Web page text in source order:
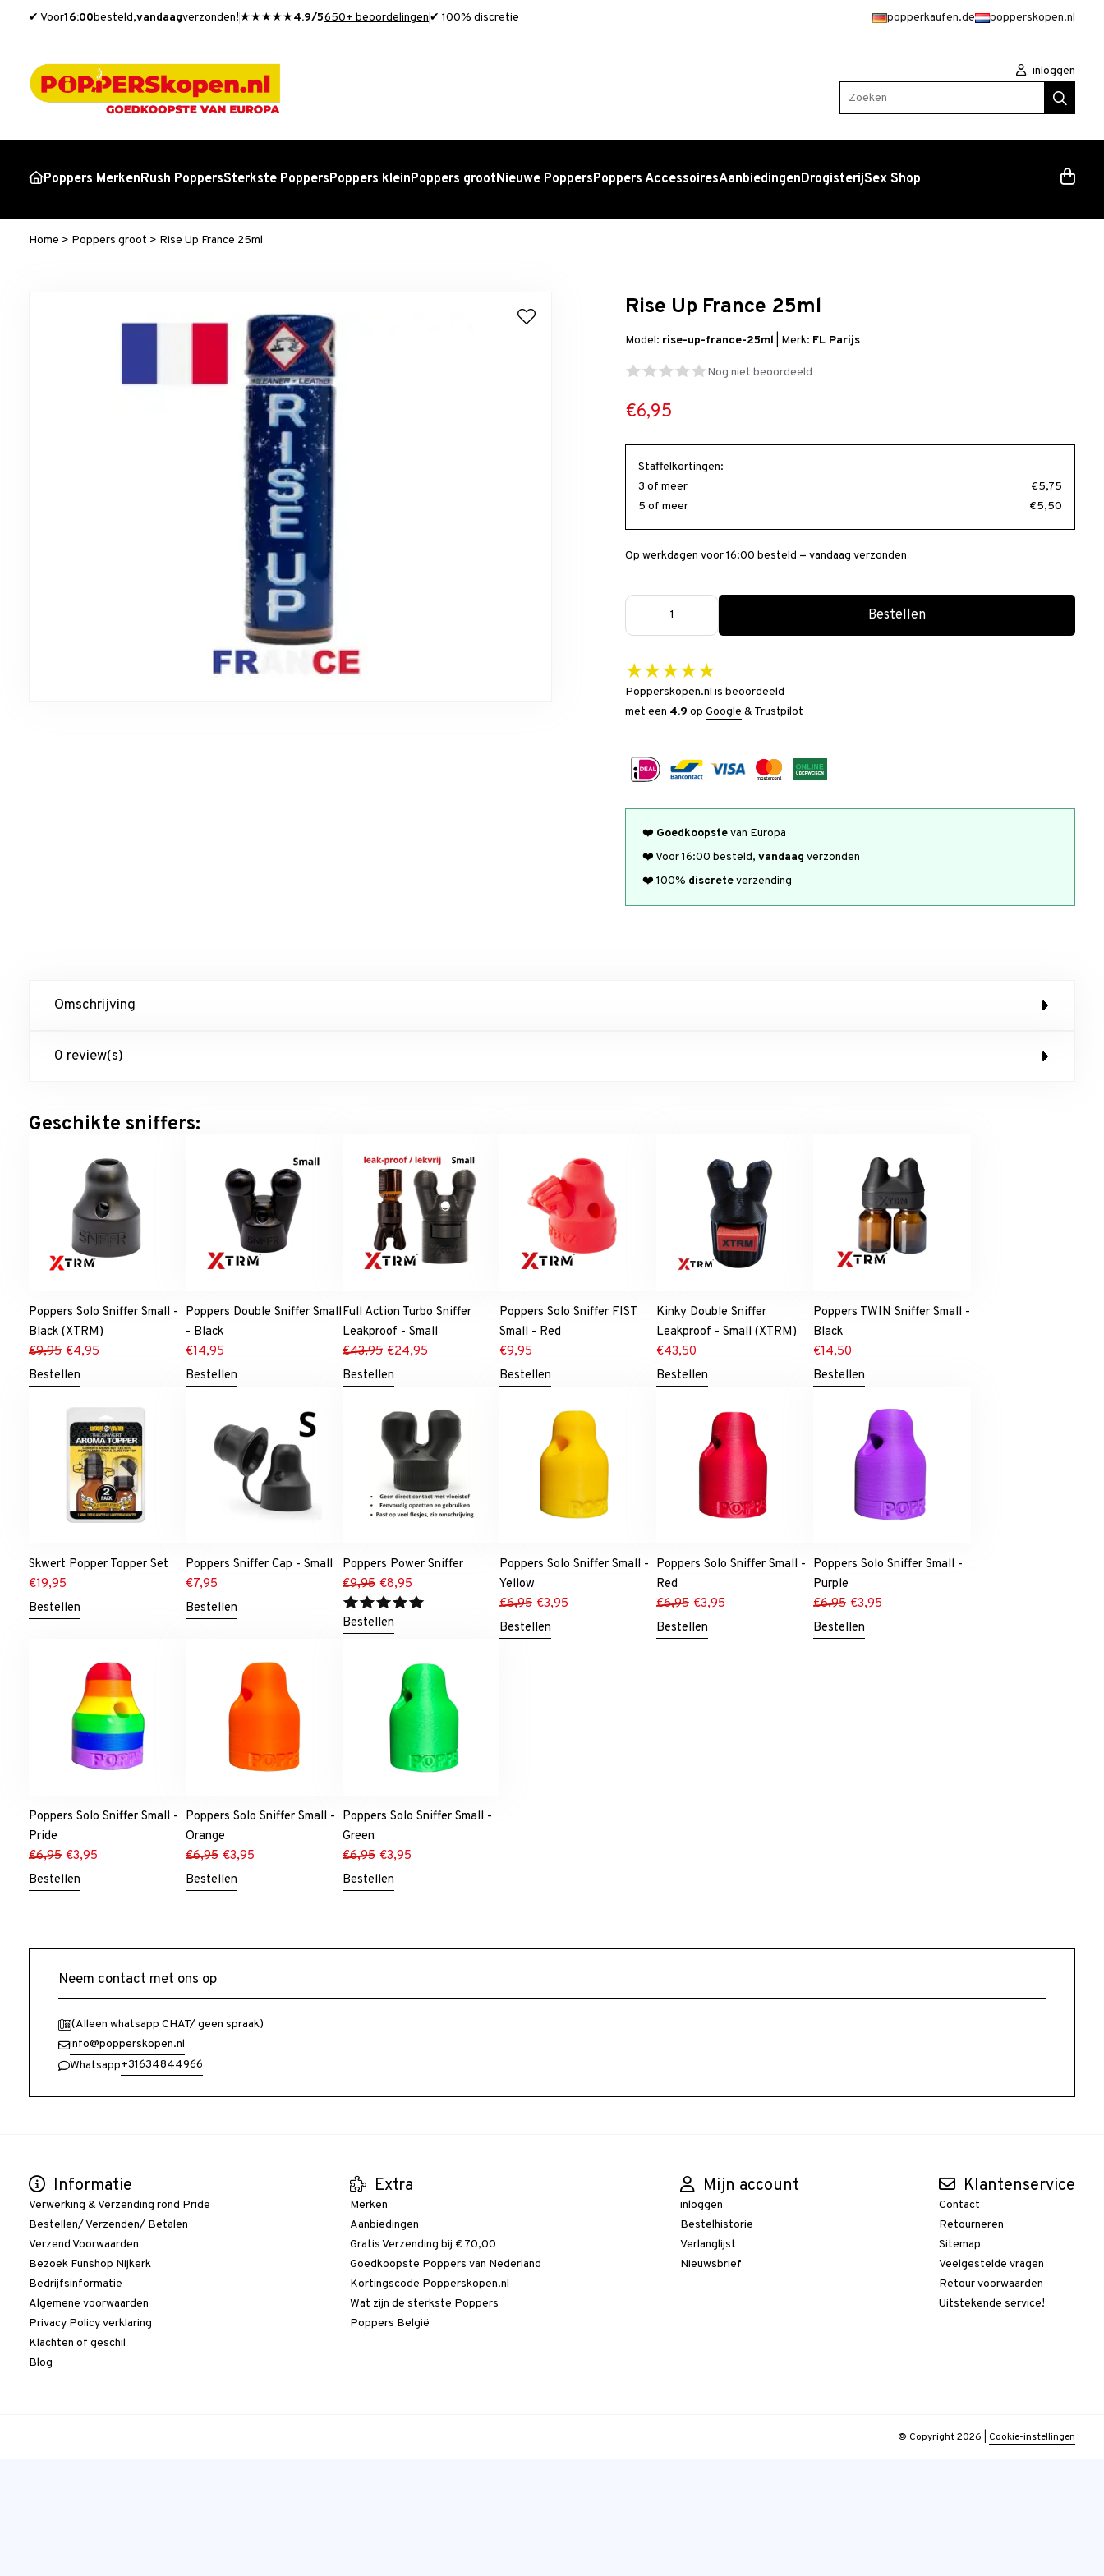
✔ Voor16:00besteld,vandaagverzonden!★★★★★4.9/5650+ beoordelingen✔ 100% discretie popperkaufen.de popperskopen.nl
inloggen
Zoeken
Poppers MerkenRush PoppersSterkste PoppersPoppers kleinPoppers grootNieuwe PoppersPoppers AccessoiresAanbiedingenDrogisterijSex Shop
Home > Poppers groot > Rise Up France 25ml
Rise Up France 25ml
Model: rise-up-france-25ml Merk: FL Parijs
Nog niet beoordeeld
€6,95
Staffelkortingen:
3 of meer
€5,75
5 of meer
€5,50
Op werkdagen voor 16:00 besteld = vandaag verzonden
Bestellen
★★★★★
Popperskopen.nl is beoordeeld
met een 4.9 opGoogle & Trustpilot
❤️ Goedkoopstevan Europa
❤️ Voor 16:00 besteld,vandaag verzonden
❤️ 100% discreteverzending
Omschrijving
0 review(s)
Geschikte sniffers:
Poppers Solo Sniffer Small -
Black (XTRM)
€9,95 €4,95
Bestellen
Poppers Double Sniffer Small
- Black
€14,95
Bestellen
Full Action Turbo Sniffer
Leakproof - Small
€43,95 €24,95
Bestellen
Poppers Solo Sniffer FIST
Small - Red
€9,95
Bestellen
Kinky Double Sniffer
Leakproof - Small (XTRM)
€43,50
Bestellen
Poppers TWIN Sniffer Small -
Black
€14,50
Bestellen
Skwert Popper Topper Set
€19,95
Bestellen
Poppers Sniffer Cap - Small
€7,95
Bestellen
Poppers Power Sniffer
€9,95 €8,95
Bestellen
Poppers Solo Sniffer Small -
Yellow
€6,95 €3,95
Bestellen
Poppers Solo Sniffer Small -
Red
€6,95 €3,95
Bestellen
Poppers Solo Sniffer Small -
Purple
€6,95 €3,95
Bestellen
Poppers Solo Sniffer Small -
Pride
€6,95 €3,95
Bestellen
Poppers Solo Sniffer Small -
Orange
€6,95 €3,95
Bestellen
Poppers Solo Sniffer Small -
Green
€6,95 €3,95
Bestellen
Neem contact met ons op
(Alleen whatsapp CHAT/ geen spraak)
info@popperskopen.nl
Whatsapp+31634844966
Informatie
Verwerking & Verzending rond Pride
Bestellen/ Verzenden/ Betalen
Verzend Voorwaarden
Bezoek Funshop Nijkerk
Bedrijfsinformatie
Algemene voorwaarden
Privacy Policy verklaring
Klachten of geschil
Blog
Extra
Merken
Aanbiedingen
Gratis Verzending bij € 70,00
Goedkoopste Poppers van Nederland
Kortingscode Popperskopen.nl
Wat zijn de sterkste Poppers
Poppers België
Mijn account
inloggen
Bestelhistorie
Verlanglijst
Nieuwsbrief
Klantenservice
Contact
Retourneren
Sitemap
Veelgestelde vragen
Retour voorwaarden
Uitstekende service!
© Copyright 2026 Cookie-instellingen